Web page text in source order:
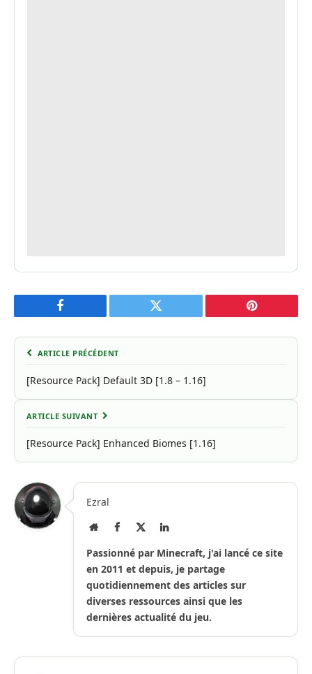
Facebook Twitter Pinterest
ARTICLE PRÉCÉDENT
[Resource Pack] Default 3D [1.8 – 1.16]
ARTICLE SUIVANT
[Resource Pack] Enhanced Biomes [1.16]
Ezral
Site
Facebook LinkedIn
Passionné par Minecraft, j'ai lancé ce site
en 2011 et depuis, je partage
quotidiennement des articles sur
diverses ressources ainsi que les
dernières actualité du jeu.